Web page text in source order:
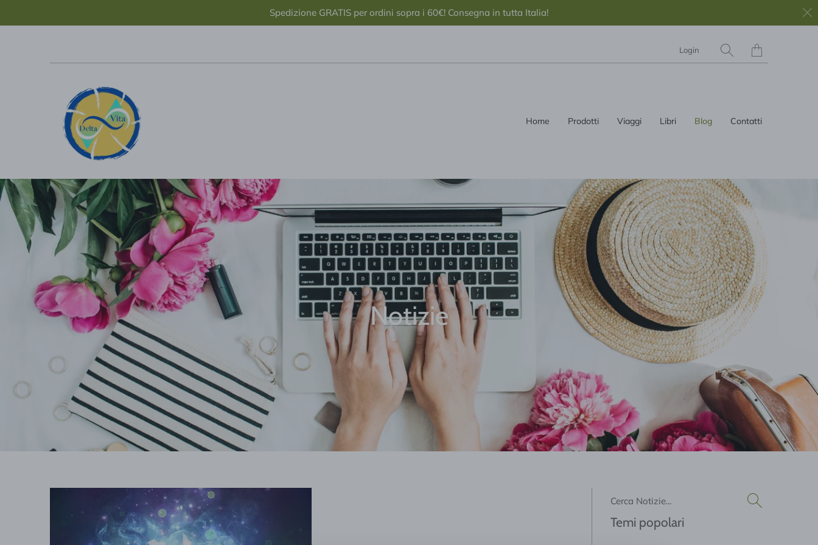
Spedizione GRATIS per ordini sopra i 60€! Consegna in tutta Italia!
Login
Translation
missing:
Home Prodotti Viaggi Libri Blog Contatti
Notizie
Temi popolari